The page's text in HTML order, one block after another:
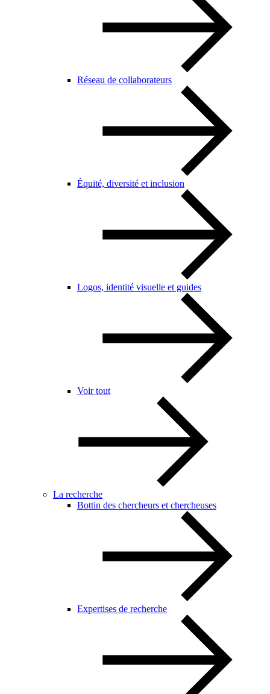
Réseau de collaborateurs
Équité, diversité et inclusion
Logos, identité visuelle et guides
Voir tout
La recherche
Bottin des chercheurs et chercheuses
Expertises de recherche